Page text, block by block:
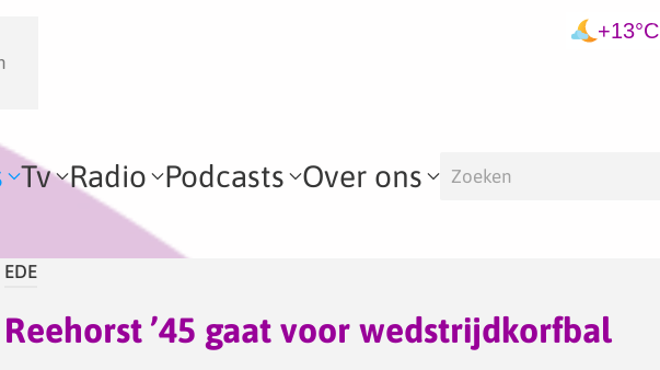
+13°C
Tv Radio Podcasts Over ons
EDE
Reehorst ’45 gaat voor wedstrijdkorfbal